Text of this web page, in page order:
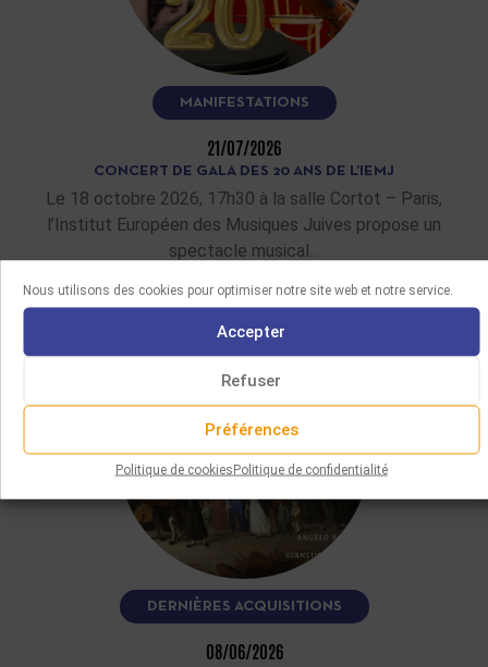
Nous utilisons des cookies pour optimiser notre site web et notre service.
Accepter
Refuser
Préférences
Politique de cookiesPolitique de confidentialité
MANIFESTATIONS
21/07/2026
CONCERT DE GALA DES 20 ANS DE L’IEMJ
Le 18 octobre 2026, 17h30 à la salle Cortot – Paris,
l’Institut Européen des Musiques Juives propose un
spectacle musical…
LIRE LA SUITE
DERNIÈRES ACQUISITIONS
08/06/2026